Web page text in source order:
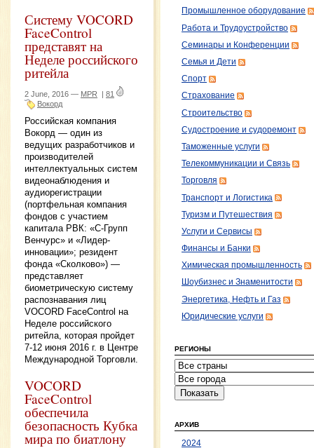
Систему VOCORD
FaceControl
представят на
Неделе российского
ритейла
2 June, 2016 — MPR
81
Вокорд
Российская компания
Вокорд — один из
ведущих разработчиков и
производителей
интеллектуальных систем
видеонаблюдения и
аудиорегистрации
(портфельная компания
фондов с участием
капитала РВК: «С-Групп
Венчурс» и «Лидер-
инновации»; резидент
фонда «Сколково») —
представляет
биометрическую систему
распознавания лиц
VOCORD FaceControl на
Неделе российского
ритейла, которая пройдет
7-12 июня 2016 г. в Центре
Международной Торговли.
VOCORD
FaceControl
обеспечила
безопасность Кубка
мира по биатлону
Промышленное оборудование
Работа и Трудоустройство
Семинары и Конференции
Семья и Дети
Спорт
Страхование
Строительство
Судостроение и судоремонт
Таможенные услуги
Телекоммуникации и Связь
Торговля
Транспорт и Логистика
Туризм и Путешествия
Услуги и Сервисы
Финансы и Банки
Химическая промышленность
Шоубизнес и Знаменитости
Энергетика, Нефть и Газ
Юридические услуги
РЕГИОНЫ
АРХИВ
2024